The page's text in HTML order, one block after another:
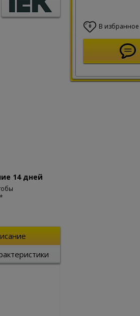
0 В избранное
14 дней